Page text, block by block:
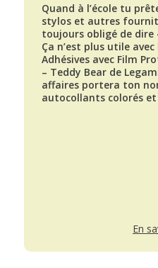
Quand à l’école tu
stylos et autres
toujours obligé de dire
Ça n’est plus utile
Adhésives avec Film
– Teddy Bear de
affaires portera ton
autocollants colorés
En